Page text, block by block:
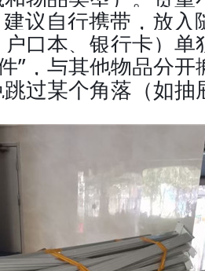
议自行携带，放入
口本、银行卡）单
”，与其他物品分
过某个角落（如抽